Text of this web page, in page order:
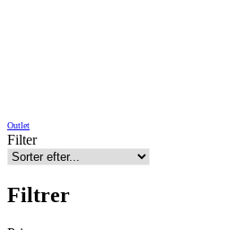
Outlet
Filter
Filtrer